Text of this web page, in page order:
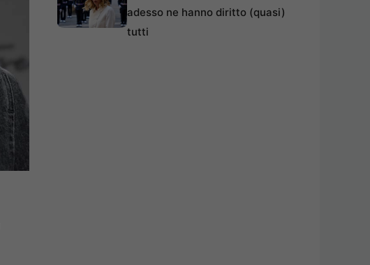
adesso ne hanno diritto (quasi)
tutti